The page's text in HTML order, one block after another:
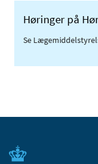
Høringer på
Se